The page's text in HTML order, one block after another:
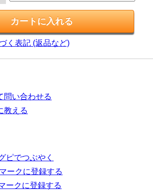
く表記 (返品など)
問い合わせる
教える
ピでつぶやく
ークに登録する
ークに登録する